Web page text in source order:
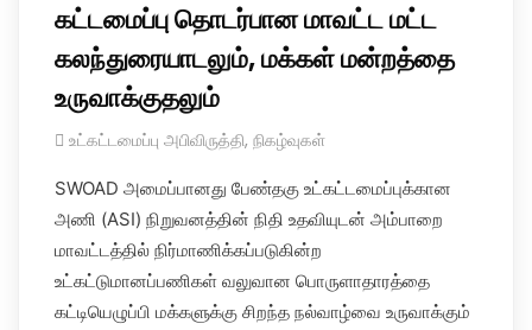
கட்டமைப்பு தொடர்பான மாவட்ட மட்ட
கலந்துரையாடலும், மக்கள் மன்றத்தை
உருவாக்குதலும்
உட்கட்டமைப்பு அபிவிருத்தி, நிகழ்வுகள்
SWOAD அமைப்பானது பேண்தகு உட்கட்டமைப்புக்கான
அணி (ASI) நிறுவனத்தின் நிதி உதவியுடன் அம்பாறை
மாவட்டத்தில் நிர்மாணிக்கப்படுகின்ற
உட்கட்டுமானப்பணிகள் வலுவான பொருளாதாரத்தை
கட்டியெழுப்பி மக்களுக்கு சிறந்த நல்வாழ்வை உருவாக்கும்